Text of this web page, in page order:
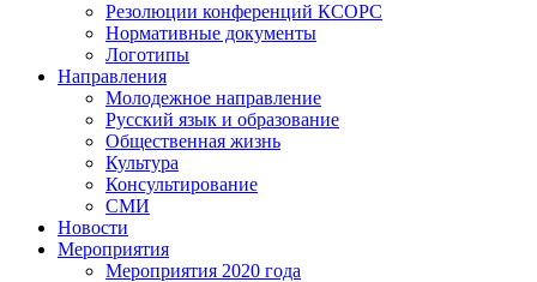
Резолюции конференций КСОРС
Нормативные документы
Логотипы
Направления
Молодежное направление
Русский язык и образование
Общественная жизнь
Культура
Консультирование
СМИ
Новости
Мероприятия
Мероприятия 2020 года